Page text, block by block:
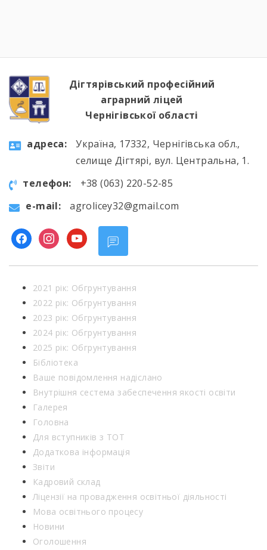
подій фатальної ночі 1986 року, дізналися про
наслідки катастрофи для екології України […]
Дігтярівський професійний
аграрний ліцей
Чернігівської області
aдресa:
Україна, 17332, Чернігівська обл.,
селище Дігтярі, вул. Центральна, 1.
телефон:
+38 (063) 220-52-85
e-mail:
agrolicey32@gmail.com
facebookinstagram
youtube
2021 рік: Обгрунтування
2022 рік: Обгрунтування
2023 рік: Обгрунтування
2024 рік: Обгрунтування
2025 рік: Обгрунтування
Бібліотека
Ваше повідомлення надіслано
Внутрішня сестема забеспечення якості освіти
Галерея
Головна
Для вступників з ТОТ
Додаткова інформація
Звіти
Кадровий склад
Ліцензії на провадження освітньої діяльності
Мова освітнього процесу
Новини
Оголошення